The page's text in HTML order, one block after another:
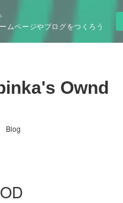
ムページやブログをつくろう
Ownd
Blog